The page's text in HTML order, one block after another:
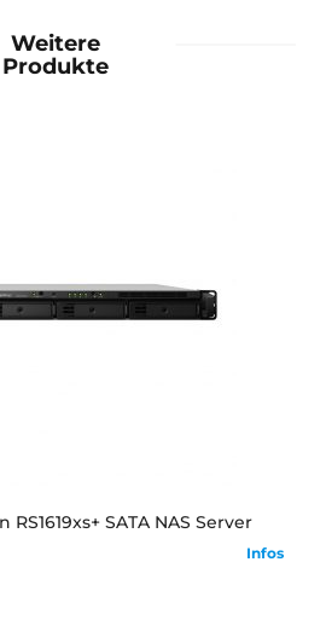
Weitere
Produkte
SATA NAS Server
Infos